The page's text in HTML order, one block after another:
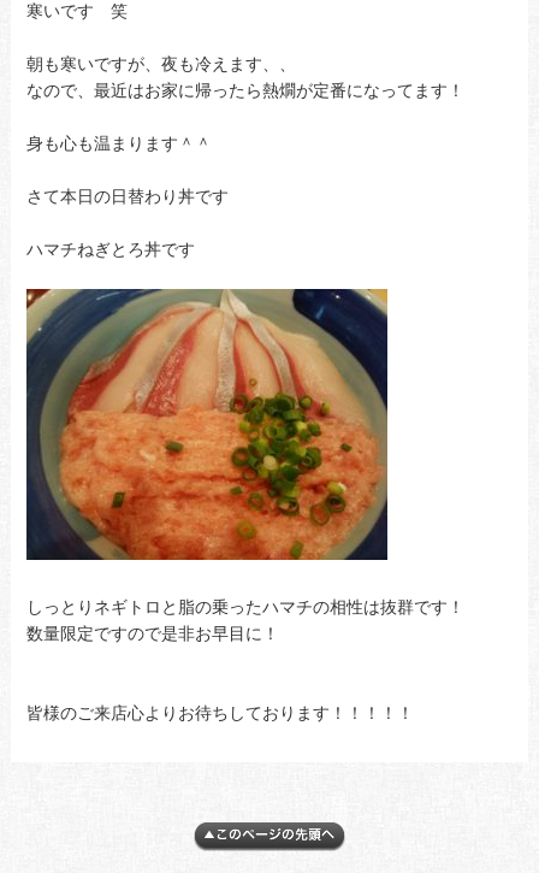
寒いです 笑
朝も寒いですが、夜も冷えます、、
なので、最近はお家に帰ったら熱燗が定番になってます！
身も心も温まります＾＾
さて本日の日替わり丼です
ハマチねぎとろ丼です
しっとりネギトロと脂の乗ったハマチの相性は抜群です！
数量限定ですので是非お早目に！
皆様のご来店心よりお待ちしております！！！！！